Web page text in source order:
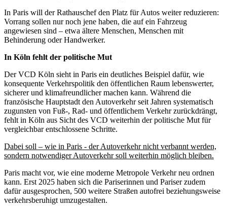
In Paris will der Rathauschef den Platz für Autos weiter reduzieren:
Vorrang sollen nur noch jene haben, die auf ein Fahrzeug
angewiesen sind – etwa ältere Menschen, Menschen mit
Behinderung oder Handwerker.
In Köln fehlt der politische Mut
Der VCD Köln sieht in Paris ein deutliches Beispiel dafür, wie
konsequente Verkehrspolitik den öffentlichen Raum lebenswerter,
sicherer und klimafreundlicher machen kann. Während die
französische Hauptstadt den Autoverkehr seit Jahren systematisch
zugunsten von Fuß-, Rad- und öffentlichem Verkehr zurückdrängt,
fehlt in Köln aus Sicht des VCD weiterhin der politische Mut für
vergleichbar entschlossene Schritte.
Dabei soll – wie in Paris - der Autoverkehr nicht verbannt werden,
sondern notwendiger Autoverkehr soll weiterhin möglich bleiben.
Paris macht vor, wie eine moderne Metropole Verkehr neu ordnen
kann. Erst 2025 haben sich die Pariserinnen und Pariser zudem
dafür ausgesprochen, 500 weitere Straßen autofrei beziehungsweise
verkehrsberuhigt umzugestalten.